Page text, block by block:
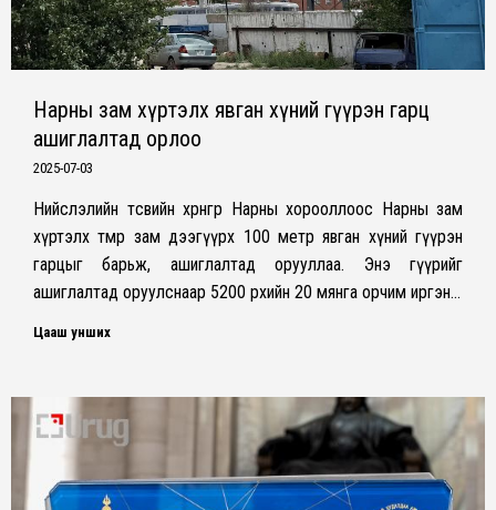
Нарны зам хүртэлх явган хүний гүүрэн гарц
ашиглалтад орлоо
2025-07-03
Нийслэлийн төсвийн хөрөнгөөр Нарны хорооллоос Нарны зам
хүртэлх төмөр зам дээгүүрх 100 метр явган хүний гүүрэн
гарцыг барьж, ашиглалтад орууллаа. Энэ гүүрийг
ашиглалтад оруулснаар 5200 өрхийн 20 мянга орчим иргэн…
Цааш унших